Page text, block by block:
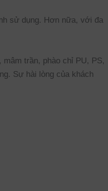
sử dụng. Hơn nữa, với đa
trần, phào chỉ PU, PS,
Sự hài lòng của khách